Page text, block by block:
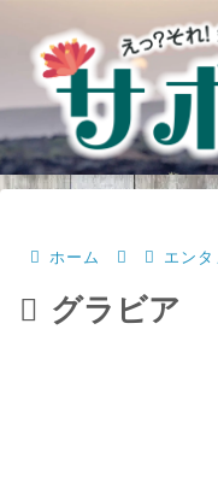
ホーム エンタ
グラビア